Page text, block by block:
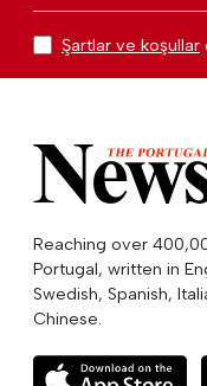
Şartlar ve koşullar
Reaching over
Portugal, written in
Swedish, Spanish,
Chinese.